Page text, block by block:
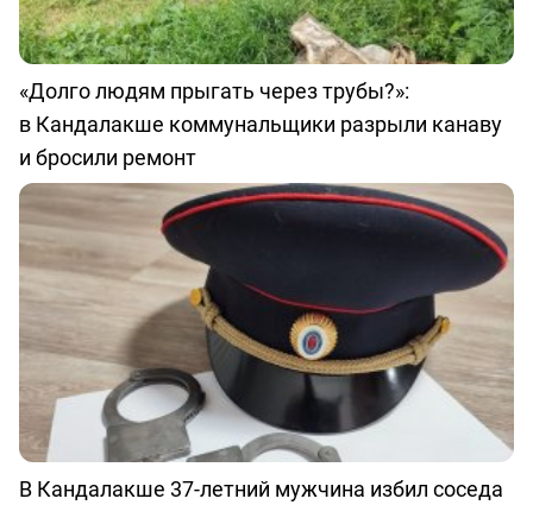
«Долго людям прыгать через трубы?»:
в Кандалакше коммунальщики разрыли канаву
и бросили ремонт
В Кандалакше 37-летний мужчина избил соседа